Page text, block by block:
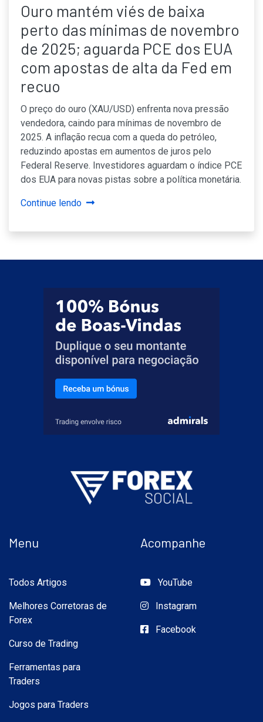
Ouro mantém viés de baixa
perto das mínimas de novembro
de 2025; aguarda PCE dos EUA
com apostas de alta da Fed em
recuo
O preço do ouro (XAU/USD) enfrenta nova pressão
vendedora, caindo para mínimas de novembro de
2025. A inflação recua com a queda do petróleo,
reduzindo apostas em aumentos de juros pelo
Federal Reserve. Investidores aguardam o índice PCE
dos EUA para novas pistas sobre a política monetária.
Continue lendo
Menu
Todos Artigos
Melhores Corretoras de
Forex
Curso de Trading
Ferramentas para
Traders
Jogos para Traders
Acompanhe
YouTube
Instagram
Facebook